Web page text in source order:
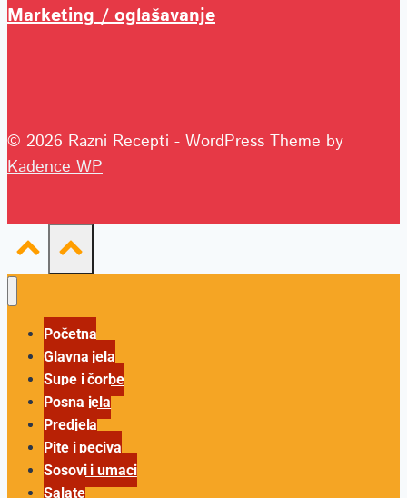
Marketing / oglašavanje
© 2026 Razni Recepti - WordPress Theme by
Kadence WP
Početna
Glavna jela
Supe i čorbe
Posna jela
Predjela
Pite i peciva
Sosovi i umaci
Salate